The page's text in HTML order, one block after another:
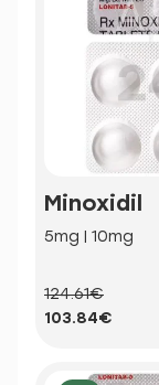
Minoxidil
5mg | 10mg
124.61€
103.84€